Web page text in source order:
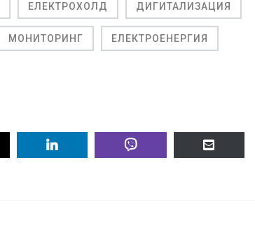
ЕЛЕКТРОХОЛД ДИГИТАЛИЗАЦИЯ
МОНИТОРИНГ ЕЛЕКТРОЕНЕРГИЯ